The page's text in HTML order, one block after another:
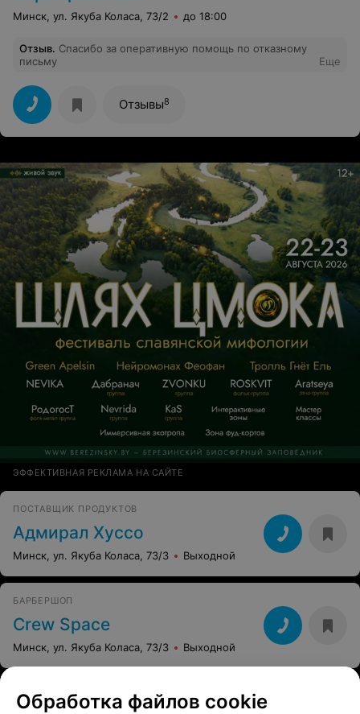
Минск, ул. Якуба Коласа, 73/2 до 18:00
Отзыв. Спасибо за оперативную помощь по отказному
письму
Еще
Отзывы8
ЭФФЕКТИВНАЯ РЕКЛАМА НА САЙТЕ
ПОСТАВЩИК ПРОДУКТОВ
Адмирал Хуссо
Минск, ул. Якуба Коласа, 73/3 Выходной
БАРБЕРШОП
Crew Space
Минск, ул. Якуба Коласа, 73/3 Выходной
Обработка файлов cookie